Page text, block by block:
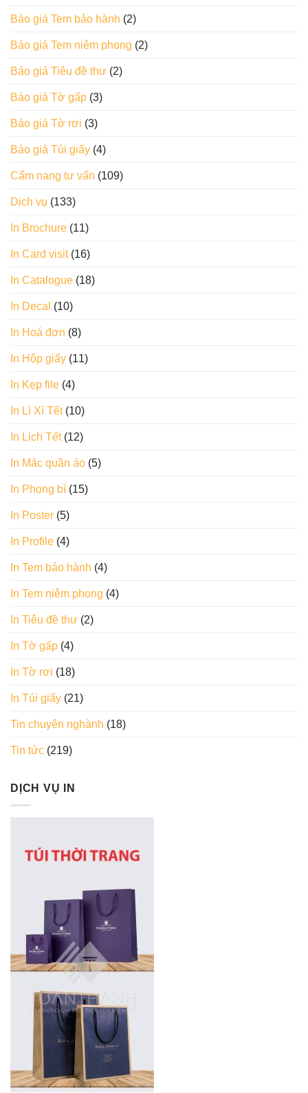
Báo giá Tem bảo hành (2)
Báo giá Tem niêm phong (2)
Báo giá Tiêu đề thư (2)
Báo giá Tờ gấp (3)
Báo giá Tờ rơi (3)
Báo giá Túi giấy (4)
Cẩm nang tư vấn (109)
Dịch vụ (133)
In Brochure (11)
In Card visit(16)
In Catalogue (18)
In Decal (10)
In Hoá đơn (8)
In Hộp giấy (11)
In Kẹp file (4)
In Lì Xì Tết(10)
In Lịch Tết(12)
In Mác quần áo (5)
In Phong bì (15)
In Poster (5)
In Profile (4)
In Tem bảo hành (4)
In Tem niêm phong (4)
In Tiêu đề thư (2)
In Tờ gấp (4)
In Tờ rơi (18)
In Túi giấy (21)
Tin chuyên nghành (18)
Tin tức (219)
DỊCH VỤ IN